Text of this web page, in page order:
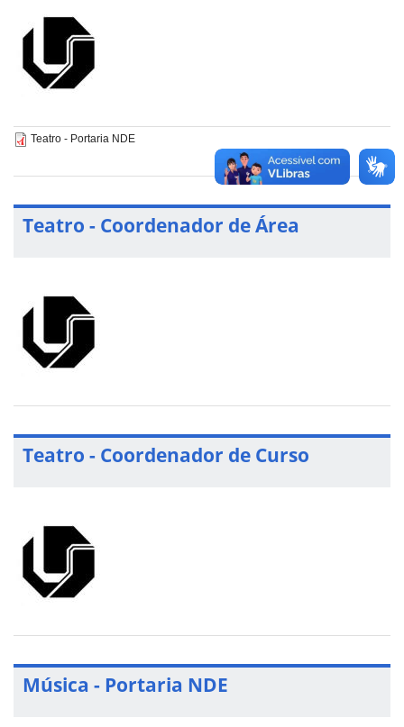
Teatro - Portaria NDE
Teatro - Coordenador de Área
Teatro - Coordenador de Curso
Música - Portaria NDE